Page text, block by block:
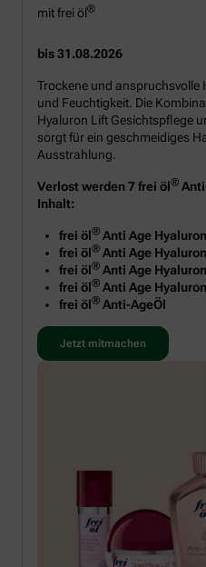
mit frei öl®
bis 31.08.2026
Trockene und anspruchsvolle
und Feuchtigkeit. Die
Hyaluron Lift Gesichtspflege
sorgt für ein geschmeidiges
Ausstrahlung.
Verlost werden 7 frei öl®
Inhalt:
frei öl® Anti Age
frei öl® Anti Age
frei öl® Anti Age
frei öl® Anti Age
frei öl® Anti-AgeÖl
Jetzt mitmachen